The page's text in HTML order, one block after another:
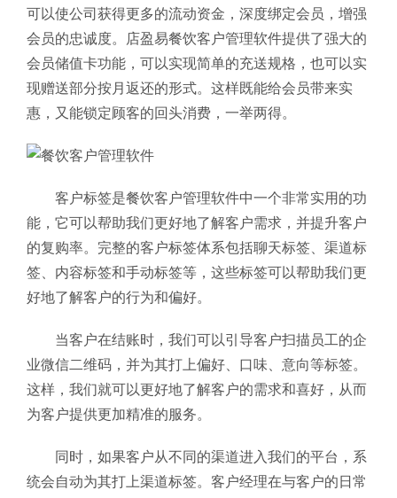
可以使公司获得更多的流动资金，深度绑定会员，增强
会员的忠诚度。店盈易餐饮客户管理软件提供了强大的
会员储值卡功能，可以实现简单的充送规格，也可以实
现赠送部分按月返还的形式。这样既能给会员带来实
惠，又能锁定顾客的回头消费，一举两得。
客户标签是餐饮客户管理软件中一个非常实用的功
能，它可以帮助我们更好地了解客户需求，并提升客户
的复购率。完整的客户标签体系包括聊天标签、渠道标
签、内容标签和手动标签等，这些标签可以帮助我们更
好地了解客户的行为和偏好。
当客户在结账时，我们可以引导客户扫描员工的企
业微信二维码，并为其打上偏好、口味、意向等标签。
这样，我们就可以更好地了解客户的需求和喜好，从而
为客户提供更加精准的服务。
同时，如果客户从不同的渠道进入我们的平台，系
统会自动为其打上渠道标签。客户经理在与客户的日常